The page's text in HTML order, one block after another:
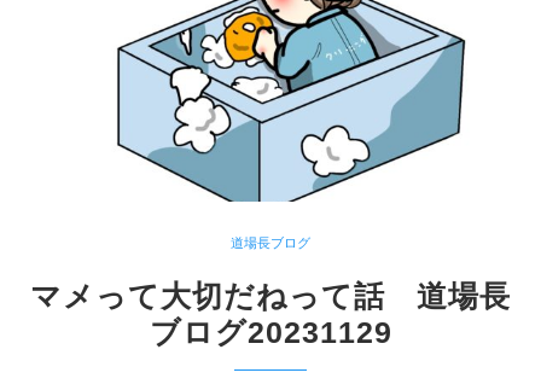
道場長ブログ
マメって大切だねって話 道場長
ブログ20231129